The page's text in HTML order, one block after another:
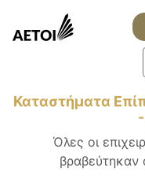
Καταστήματα
Όλες οι
βραβεύτηκαν